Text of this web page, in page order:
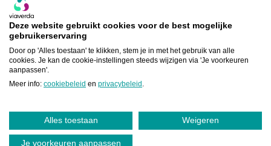
Bekijk wie Premium lid is >
Lid worden >
Deze website gebruikt cookies voor de best mogelijke
gebruikerservaring
Door op 'Alles toestaan' te klikken, stem je in met het gebruik van alle
cookies. Je kan de cookie-instellingen steeds wijzigen via 'Je voorkeuren
aanpassen'.
Meer info: cookiebeleid en privacybeleid .
Alles toestaan Weigeren
Je voorkeuren aanpassen